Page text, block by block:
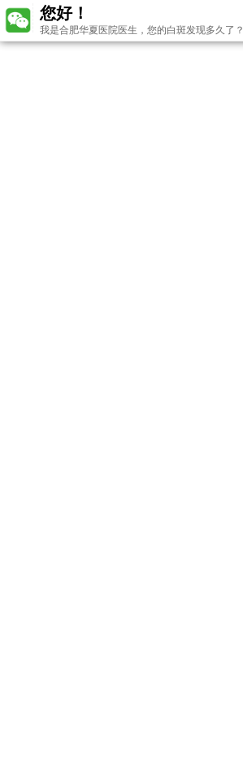
您好！
我是合肥华夏医院医生，您的白斑发现多久了？